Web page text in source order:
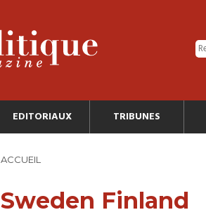
EDITORIAUX TRIBUNES
ACCUEIL
Sweden Finland